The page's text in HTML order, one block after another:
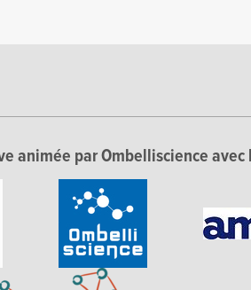
animée par Ombelliscience